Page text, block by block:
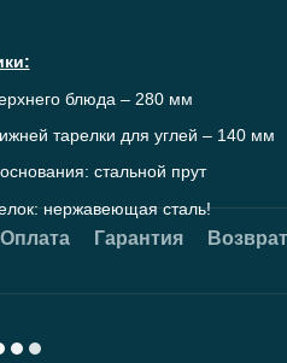
блюда – 280 мм
тарелки для углей – 140 мм
стальной прут
нержавеющая сталь!
Оплата Гарантия Возврат